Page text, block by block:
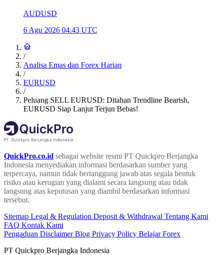
AUDUSD
6 Agu 2026 04.43 UTC
/
Analisa Emas dan Forex Harian
/
EURUSD
/
Peluang SELL EURUSD: Ditahan Trendline Bearish,
EURUSD Siap Lanjut Terjun Bebas!
QuickPro.co.id sebagai website resmi PT Quickpro Berjangka
Indonesia menyediakan informasi berdasarkan sumber yang
terpercaya, namun tidak bertanggung jawab atas segala bentuk
risiko atau kerugian yang dialami secara langsung atau tidak
langsung atas keputusan yang diambil berdasarkan informasi
tersebut.
Sitemap Legal & Regulation Deposit & Withdrawal Tentang Kami
FAQ Kontak Kami
Pengaduan DisclaimerBlog Privacy Policy Belajar Forex
PT Quickpro Berjangka Indonesia